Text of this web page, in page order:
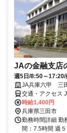
JAの金融支店
週5日/8:50～17:20/
JA兵庫六甲 三
交通・アクセス
時給1,400円
兵庫県三田市
勤務時間詳細 勤
間：7.5時間 週